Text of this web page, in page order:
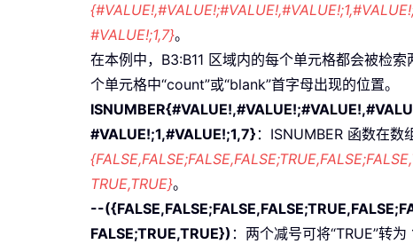
#VALUE!;1,7}。
在本例中，B3:B11 区域内的每个单元格都会被检
个单元格中“count”或“blank”首字母出现的位置。
#VALUE!;1,#VALUE!;1,7} ：ISNUMBER 函数在数
TRUE,TRUE}。
--
FALSE;TRUE,TRUE}) ：两个减号可将“TRUE”转